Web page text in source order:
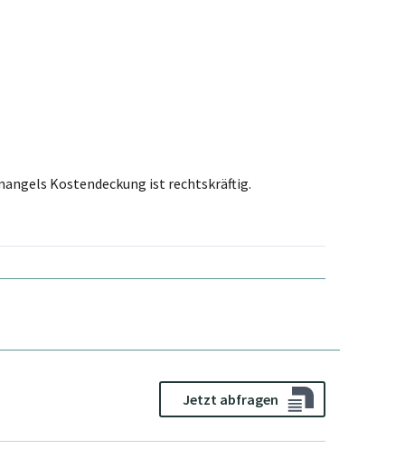
Kostendeckung ist rechtskräftig.
Jetzt abfragen